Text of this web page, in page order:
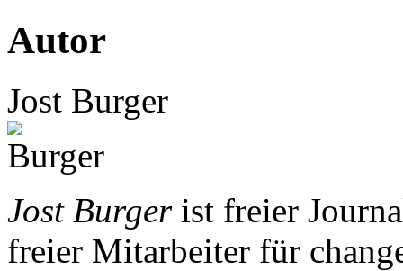
Autor
Jost Burger
Jost Burgerist freier
freier Mitarbeiter für